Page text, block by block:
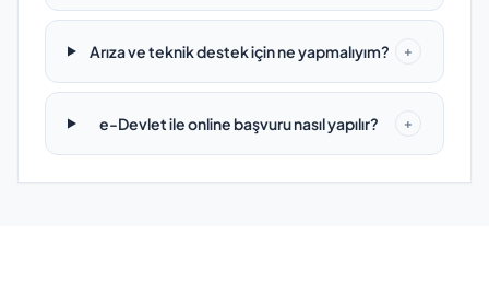
Arıza ve teknik destek için ne yapmalıyım? +
e-Devlet ile online başvuru nasıl yapılır? +